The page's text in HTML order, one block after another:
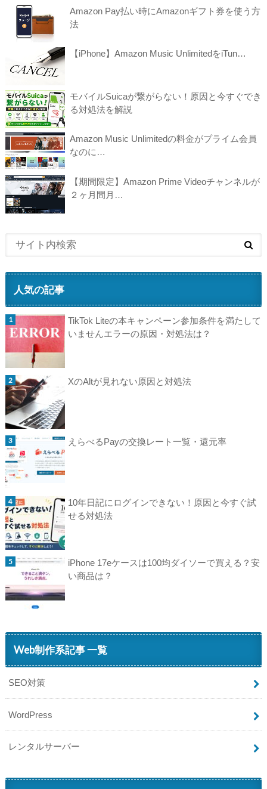
Amazon Pay払い時にAmazonギフト券を使う方
法
【iPhone】Amazon Music UnlimitedをiTun…
モバイルSuicaが繋がらない！原因と今すぐでき
る対処法を解説
Amazon Music Unlimitedの料金がプライム会員
なのに…
【期間限定】Amazon Prime Videoチャンネルが
２ヶ月間月…
人気の記事
TikTok Liteの本キャンペーン参加条件を満たして
いませんエラーの原因・対処法は？
XのAltが見れない原因と対処法
えらべるPayの交換レート一覧・還元率
10年日記にログインできない！原因と今すぐ試
せる対処法
iPhone 17eケースは100均ダイソーで買える？安
い商品は？
Web制作系記事 一覧
SEO対策
WordPress
レンタルサーバー